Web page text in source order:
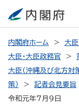
内閣府ホーム 大臣
大臣・大臣政務官
大臣（沖縄及び北方対
策）
記者会見要旨
令和元年7月9日